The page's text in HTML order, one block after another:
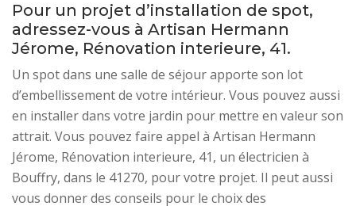
Pour un projet d’installation de spot,
adressez-vous à Artisan Hermann
Jérome, Rénovation interieure, 41.
Un spot dans une salle de séjour apporte son lot
d’embellissement de votre intérieur. Vous pouvez aussi
en installer dans votre jardin pour mettre en valeur son
attrait. Vous pouvez faire appel à Artisan Hermann
Jérome, Rénovation interieure, 41, un électricien à
Bouffry, dans le 41270, pour votre projet. Il peut aussi
vous donner des conseils pour le choix des